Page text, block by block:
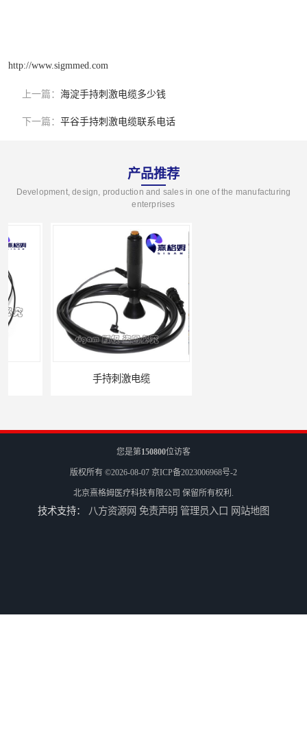
http://www.sigmmed.com
上一篇： 海淀手持刺激电缆多少钱
下一篇： 平谷手持刺激电缆联系电话
产品推荐
Development, design, production and sales in one of the manufacturing
enterprises
手持刺激电缆
您是第150800位访客
版权所有 ©2026-08-07 京ICP备2023006968号-2
北京熹格姆医疗科技有限公司 保留所有权利.
技术支持： 八方资源网 免责声明 管理员入口 网站地图